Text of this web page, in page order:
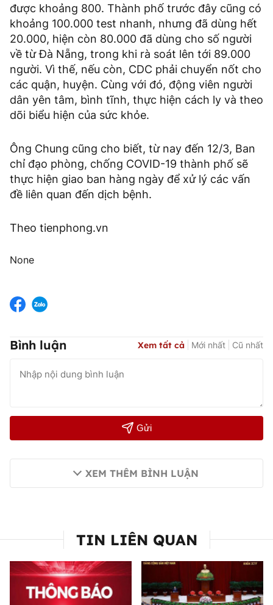
được khoảng 800. Thành phố trước đây cũng có
khoảng 100.000 test nhanh, nhưng đã dùng hết
20.000, hiện còn 80.000 đã dùng cho số người
về từ Đà Nẵng, trong khi rà soát lên tới 89.000
người. Vì thế, nếu còn, CDC phải chuyển nốt cho
các quận, huyện. Cùng với đó, động viên người
dân yên tâm, bình tĩnh, thực hiện cách ly và theo
dõi biểu hiện của sức khỏe.
Ông Chung cũng cho biết, từ nay đến 12/3, Ban
chỉ đạo phòng, chống COVID-19 thành phố sẽ
thực hiện giao ban hàng ngày để xử lý các vấn
đề liên quan đến dịch bệnh.
Theo tienphong.vn
None
Bình luận Xem tất cả Mới nhất Cũ nhất
Gửi
XEM THÊM BÌNH LUẬN
TIN LIÊN QUAN